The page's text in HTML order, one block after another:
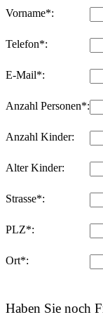
Vorname*:
Telefon*:
E-Mail*:
Anzahl Personen*:
Anzahl Kinder:
Alter Kinder:
Strasse*:
PLZ*:
Ort*:
Haben Sie noch